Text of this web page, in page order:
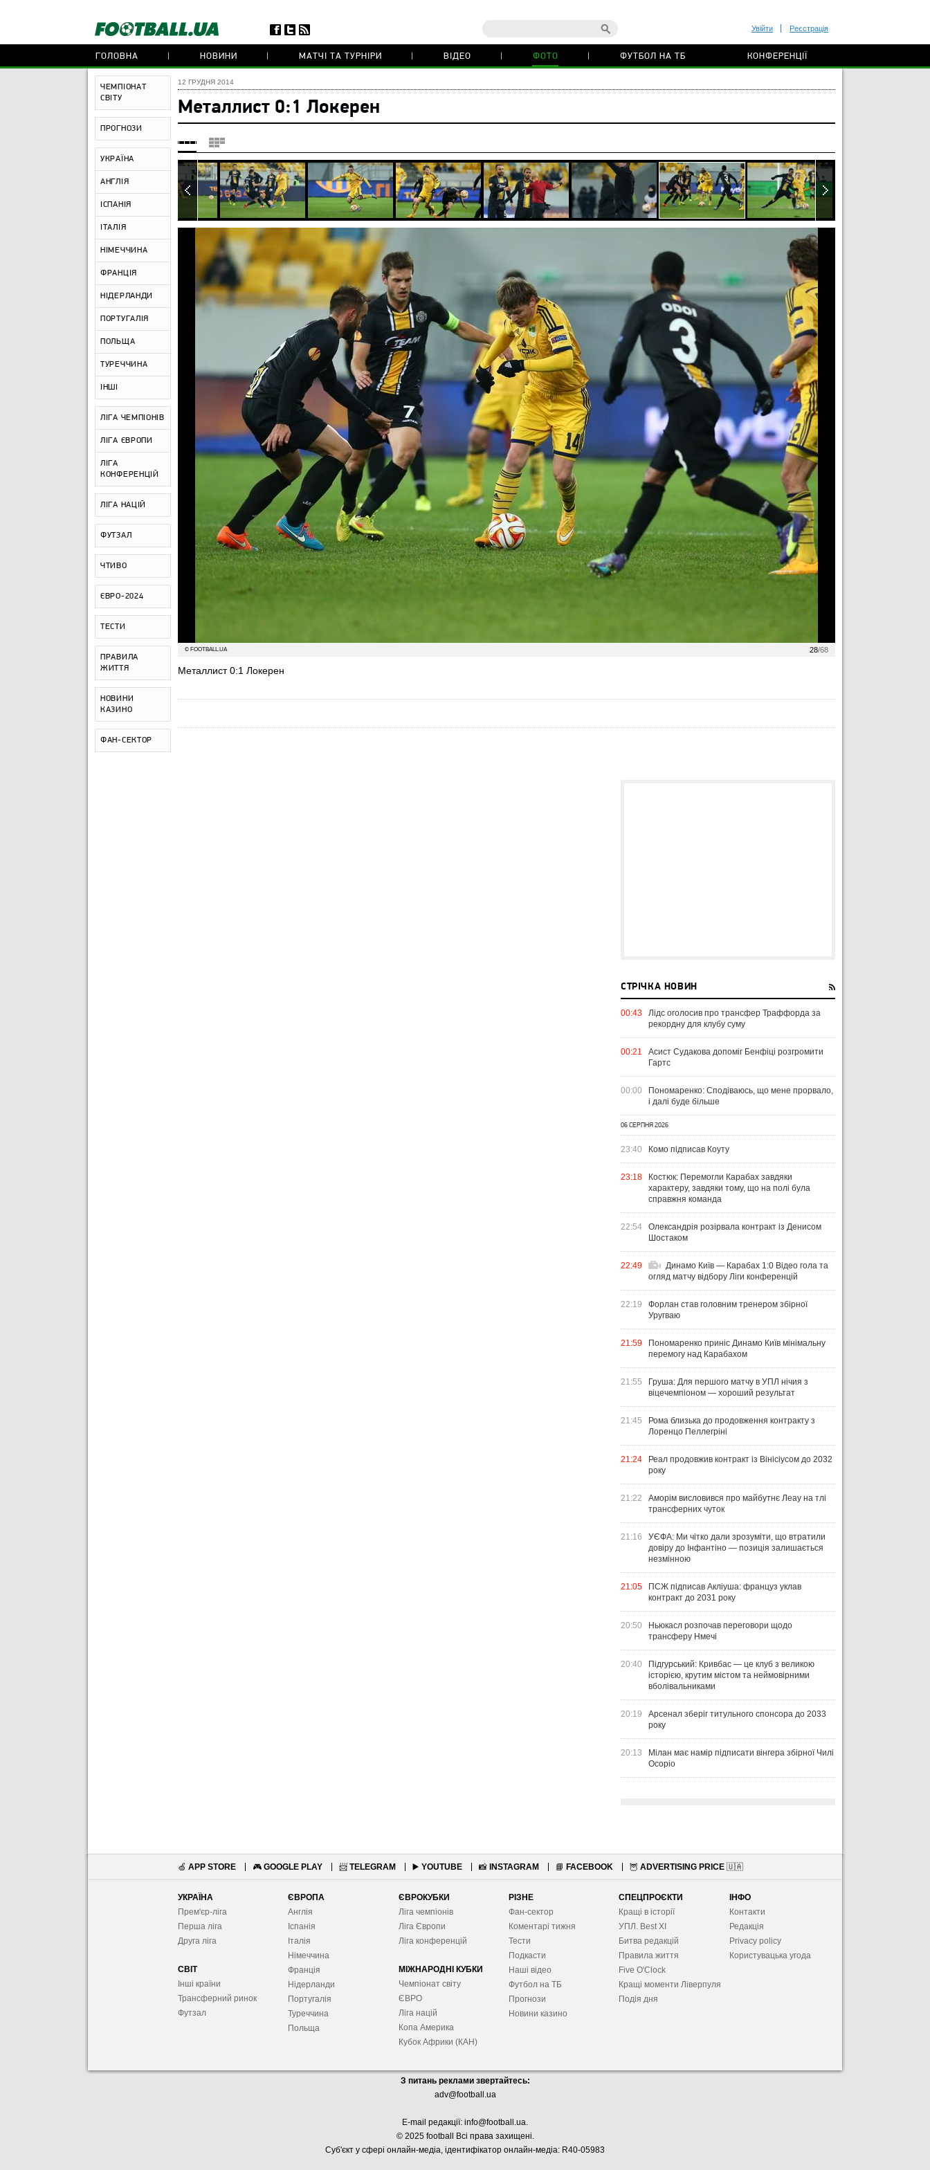
Увійти Реєстрація
ГОЛОВНА НОВИНИ МАТЧІ ТА ТУРНІРИ ВІДЕО ФОТО ФУТБОЛ НА ТБ КОНФЕРЕНЦІЇ
ЧЕМПІОНАТ
СВІТУ
ПРОГНОЗИ
УКРАЇНА
АНГЛІЯ
ІСПАНІЯ
ІТАЛІЯ
НІМЕЧЧИНА
ФРАНЦІЯ
НІДЕРЛАНДИ
ПОРТУГАЛІЯ
ПОЛЬЩА
ТУРЕЧЧИНА
ІНШІ
ЛІГА ЧЕМПІОНІВ
ЛІГА ЄВРОПИ
ЛІГА
КОНФЕРЕНЦІЙ
ЛІГА НАЦІЙ
ФУТЗАЛ
ЧТИВО
ЄВРО-2024
ТЕСТИ
ПРАВИЛА
ЖИТТЯ
НОВИНИ
КАЗИНО
ФАН-СЕКТОР
12 ГРУДНЯ 2014
Металлист 0:1 Локерен
28/68
© FOOTBALL.UA
Металлист 0:1 Локерен
СТРІЧКА НОВИН
00:43
Лідс оголосив про трансфер Траффорда за
рекордну для клубу суму
00:21
Асист Судакова допоміг Бенфіці розгромити
Гартс
00:00
Пономаренко: Сподіваюсь, що мене прорвало,
і далі буде більше
06 СЕРПНЯ 2026
23:40 Комо підписав Коуту
23:18
Костюк: Перемогли Карабах завдяки
характеру, завдяки тому, що на полі була
справжня команда
22:54
Олександрія розірвала контракт із Денисом
Шостаком
22:49
Динамо Київ — Карабах 1:0 Відео гола та
огляд матчу відбору Ліги конференцій
22:19
Форлан став головним тренером збірної
Уругваю
21:59
Пономаренко приніс Динамо Київ мінімальну
перемогу над Карабахом
21:55
Груша: Для першого матчу в УПЛ нічия з
віцечемпіоном — хороший результат
21:45
Рома близька до продовження контракту з
Лоренцо Пеллегріні
21:24
Реал продовжив контракт із Вінісіусом до 2032
року
21:22
Аморім висловився про майбутнє Леау на тлі
трансферних чуток
21:16
УЄФА: Ми чітко дали зрозуміти, що втратили
довіру до Інфантіно — позиція залишається
незмінною
21:05
ПСЖ підписав Акліуша: француз уклав
контракт до 2031 року
20:50
Ньюкасл розпочав переговори щодо
трансферу Нмечі
20:40
Підгурський: Кривбас — це клуб з великою
історією, крутим містом та неймовірними
вболівальниками
20:19
Арсенал зберіг титульного спонсора до 2033
року
20:13
Мілан має намір підписати вінгера збірної Чилі
Осоріо
🍏 APP STORE 🎮 GOOGLE PLAY 📨 TELEGRAM ▶️ YOUTUBE 📸 INSTAGRAM 📘 FACEBOOK 🦉 ADVERTISING PRICE 🇺🇦
УКРАЇНА
Прем'єр-ліга
Перша ліга
Друга ліга
СВІТ
Інші країни
Трансферний ринок
Футзал
ЄВРОПА
Англія
Іспанія
Італія
Німеччина
Франція
Нідерланди
Португалія
Туреччина
Польща
ЄВРОКУБКИ
Ліга чемпіонів
Ліга Європи
Ліга конференцій
МІЖНАРОДНІ КУБКИ
Чемпіонат світу
ЄВРО
Ліга націй
Копа Америка
Кубок Африки (КАН)
РІЗНЕ
Фан-сектор
Коментарі тижня
Тести
Подкасти
Наші відео
Футбол на ТБ
Прогнози
Новини казино
СПЕЦПРОЄКТИ
Кращі в історії
УПЛ. Best XІ
Битва редакцій
Правила життя
Five O'Clock
Кращі моменти Ліверпуля
Подія дня
ІНФО
Контакти
Редакція
Privacy policy
Користувацька угода
З питань реклами звертайтесь:
adv@football.ua
E-mail редакції: info@football.ua.
© 2025 football Всі права захищені.
Суб'єкт у сфері онлайн-медіа, ідентифікатор онлайн-медіа: R40-05983